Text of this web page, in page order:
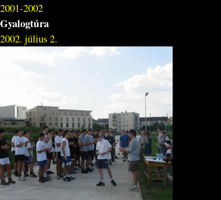
2001-2002
Gyalogtúra
2002. július 2.